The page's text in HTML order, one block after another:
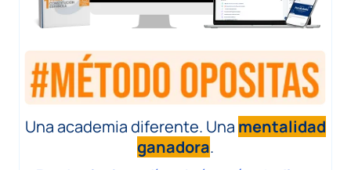
Una academia diferente. Una mentalidad
ganadora.